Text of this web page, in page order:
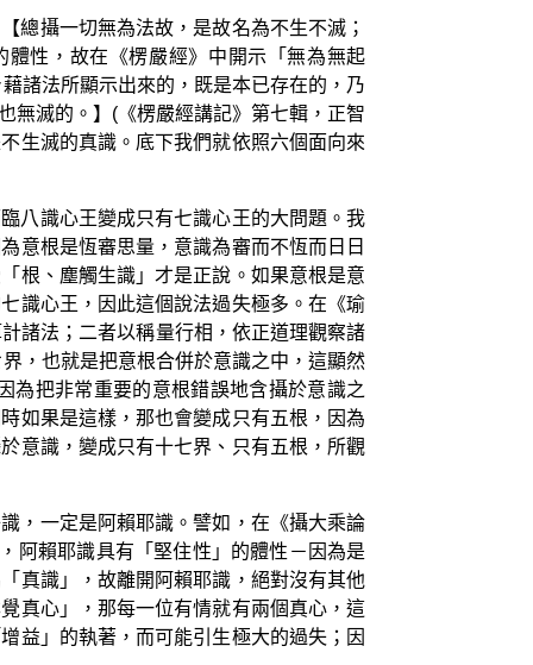
總攝一切無為法故，是故名為不生不滅；
性，故在《楞嚴經》中開示「無為無起
諸法所顯示出來的，既是本已存在的，乃
無滅的。】(《楞嚴經講記》第七輯，正智
生滅的真識。底下我們就依照六個面向來
八識心王變成只有七識心王的大問題。我
意根是恆審思量，意識為審而不恆而日日
根、塵觸生識」才是正說。如果意根是意
識心王，因此這個說法過失極多。在《瑜
諸法；二者以稱量行相，依正道理觀察諸
，也就是把意根合併於意識之中，這顯然
為把非常重要的意根錯誤地含攝於意識之
如果是這樣，那也會變成只有五根，因為
意識，變成只有十七界、只有五根，所觀
，一定是阿賴耶識。譬如，在《攝大乘論
阿賴耶識具有「堅住性」的體性－因為是
真識」，故離開阿賴耶識，絕對沒有其他
真心」，那每一位有情就有兩個真心，這
益」的執著，而可能引生極大的過失；因